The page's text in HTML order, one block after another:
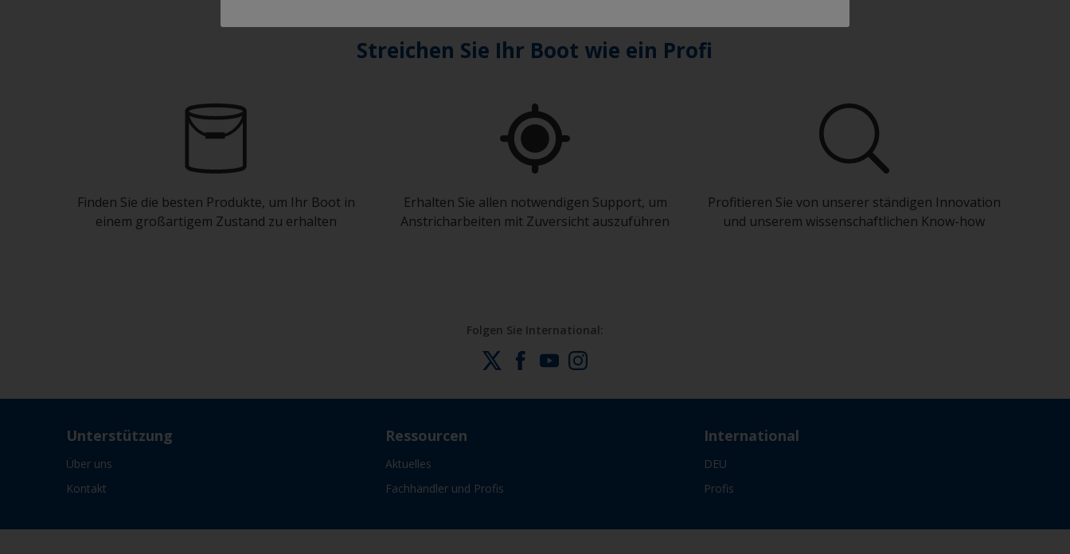
Streichen Sie Ihr Boot wie ein Profi
Finden Sie die besten Produkte, um Ihr Boot in
einem großartigem Zustand zu erhalten
Erhalten Sie allen notwendigen Support, um
Anstricharbeiten mit Zuversicht auszuführen
Profitieren Sie von unserer ständigen Innovation
und unserem wissenschaftlichen Know-how
Folgen Sie International:
Unterstützung
Über uns
Kontakt
Ressourcen
Aktuelles
Fachhändler und Profis
International
DEU
Profis